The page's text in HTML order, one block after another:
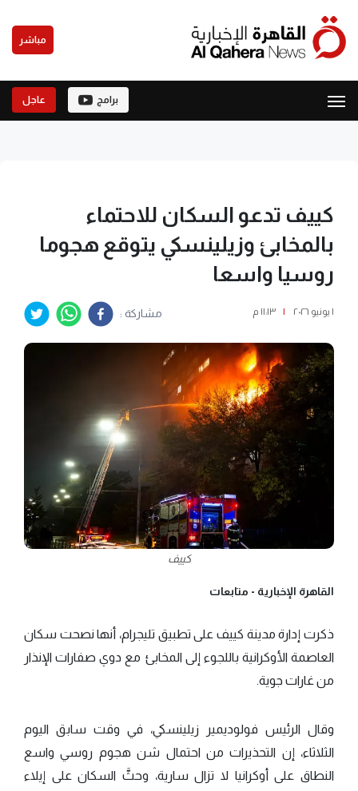
مباشر
برامج عاجل
كييف تدعو السكان للاحتماء
بالمخابئ وزيلينسكي يتوقع هجوما
روسيا واسعا
١ يونيو ٢٠٢٦ | ١١:١٣ م مشاركة :
كييف
القاهرة الإخبارية - متابعات
ذكرت إدارة مدينة كييف على تطبيق تليجرام، أنها نصحت سكان
العاصمة الأوكرانية باللجوء إلى المخابئ مع دوي صفارات الإنذار
من غارات جوية.
وقال الرئيس فولوديمير زيلينسكي، في وقت سابق اليوم
الثلاثاء، إن التحذيرات من احتمال شن هجوم روسي واسع
النطاق على أوكرانيا لا تزال سارية، وحثَّ السكان على إيلاء